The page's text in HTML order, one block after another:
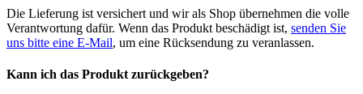
Die Lieferung ist versichert und wir als Shop übernehmen die volle
Verantwortung dafür. Wenn das Produkt beschädigt ist, senden Sie
uns bitte eine E-Mail, um eine Rücksendung zu veranlassen.
Kann ich das Produkt zurückgeben?